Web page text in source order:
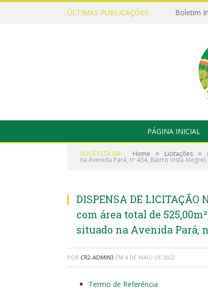
ÚLTIMAS PUBLICAÇÕES: Boletim
PÁGINA INICIAL
VOCÊ ESTÁ EM: Home » Licitações »
na Avenida Pará, nº 434, Bairro Vista Alegre)
DISPENSA DE
com área total de
situado na Avenida Pará,
POR CR2-ADMIN3 EM 4 DE MAIO DE 2022
Termo de Referência